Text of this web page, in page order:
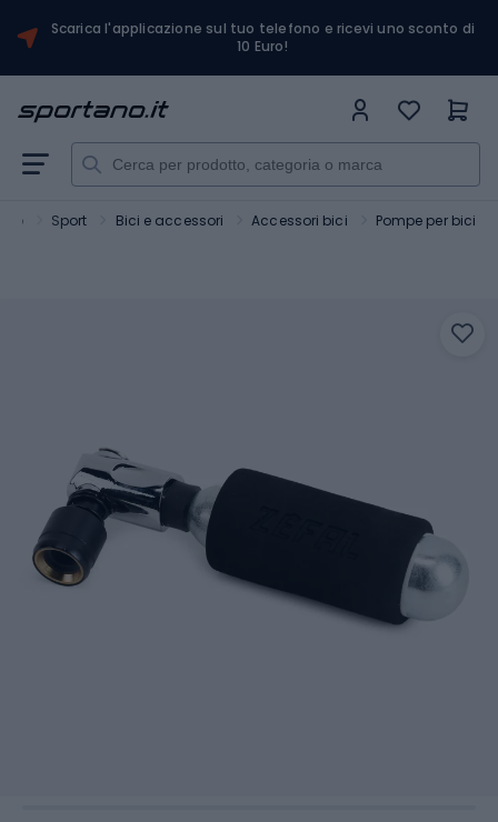
Scarica l'applicazione sul tuo telefono e ricevi uno sconto di
10 Euro!
Sport Bici e accessori Accessori bici Pompe per bici